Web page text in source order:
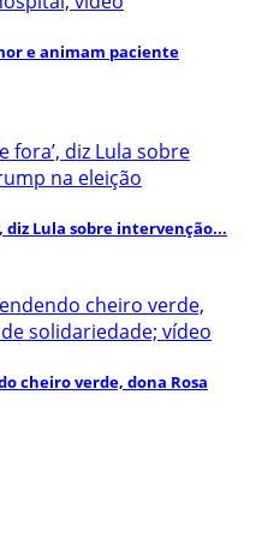
e animam paciente
diz Lula sobre intervenção...
cheiro verde, dona Rosa